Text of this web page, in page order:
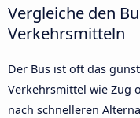
Vergleiche den
Verkehrsmitteln
Der Bus ist oft das
Verkehrsmittel wie Zug
nach schnelleren